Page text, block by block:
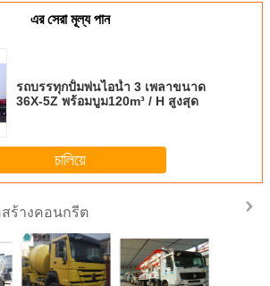
এর সেরা মূল্য পান
รถบรรทุกปั้มพ่นไอน้ำ 3 เพลาขนาด
36X-5Z พร้อมบูม120m³ / H สูงสุด
চালিয়ে
ร้างคอนกรีต